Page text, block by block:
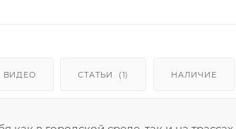
ВИДЕО СТАТЬИ (1) НАЛИЧИЕ